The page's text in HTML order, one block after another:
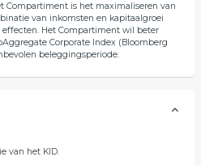
Compartiment is het maximaliseren van
van inkomsten en kapitaalgroei
Het Compartiment wil beter
Corporate Index (Bloomberg
beleggingsperiode.
van het KID.